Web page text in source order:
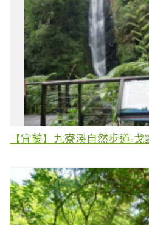
【宜蘭】九寮溪自然步道-